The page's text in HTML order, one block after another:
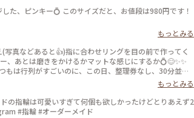
もっとみる
真などあると👍)指に合わせリングを目の前で作ってく
あとは磨きをかけるかマットな感じにするか💍😊✨✨
時間に情報収集し勢いで作ったリング。それでも、な
うかなぁ… #gram#旅のひととき#わたしの街#鎌倉#リン
もっとみる
の指輪は可愛いすぎて何個も欲しかったけどとりあえず2
#指輪 #オーダーメイド